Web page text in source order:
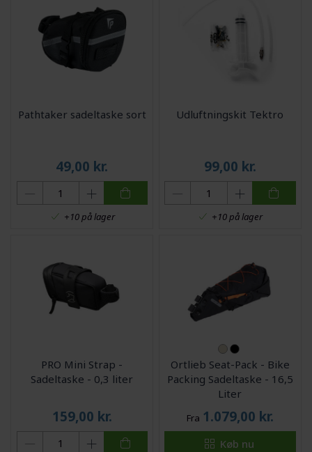
Pathtaker sadeltaske sort
49,00 kr.
+10 på lager
Udluftningskit Tektro
99,00 kr.
+10 på lager
PRO Mini Strap -
Sadeltaske - 0,3 liter
159,00 kr.
Ortlieb Seat-Pack - Bike
Packing Sadeltaske - 16,5
Liter
Fra 1.079,00 kr.
Køb nu